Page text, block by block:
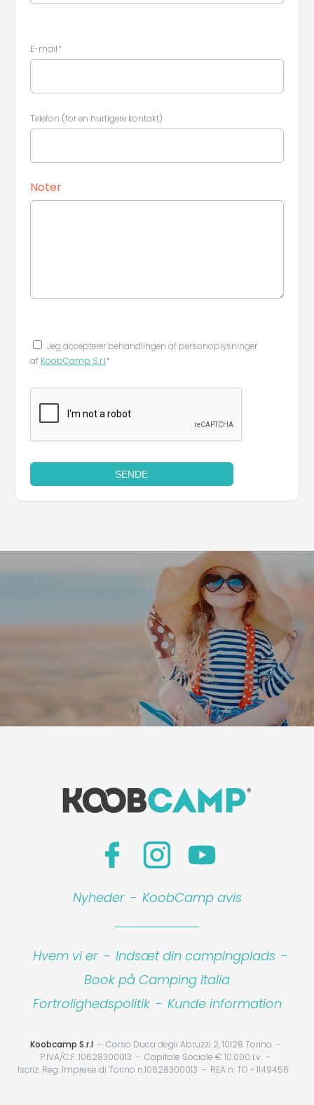
E-mail*
Telefon (for en hurtigere kontakt)
Noter
Jeg accepterer behandlingen af ​​personoplysninger
af KoobCamp S.r.l*
SENDE
Nyheder - KoobCamp avis
Hvem vi er - Indsæt din campingplads -
Book på Camping Italia
Fortrolighedspolitik - Kunde information
Koobcamp S.r.l
Corso Duca degli Abruzzi 2, 10128 Torino
P.IVA/C.F. 10628300013
Capitale Sociale € 10.000 i.v.
Iscriz. Reg. Imprese di Torino n.10628300013
REA n. TO - 1149456